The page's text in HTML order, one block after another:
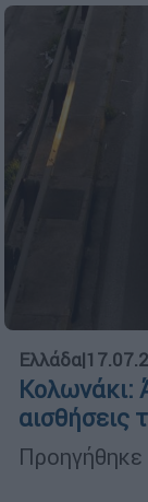
Ελλάδα|
Κολωνάκι:
αισθήσεις
Προηγήθηκε